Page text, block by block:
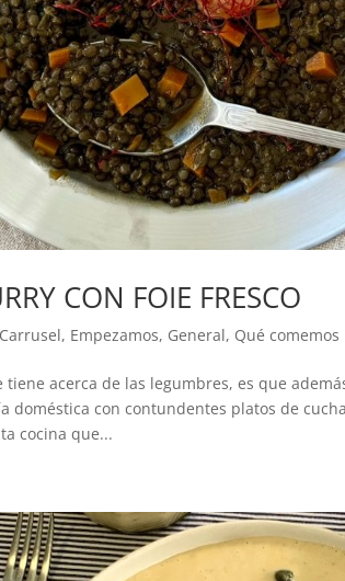
CON FOIE FRESCO
Carrusel, Empezamos, General, Qué comemos
tiene acerca de las legumbres, es que
doméstica con contundentes platos de
cocina que...